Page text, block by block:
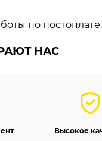
по постоплате.
НАС
Высокое